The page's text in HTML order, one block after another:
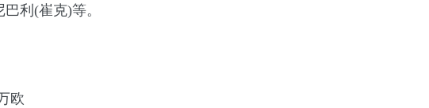
利(崔克)等。
欧